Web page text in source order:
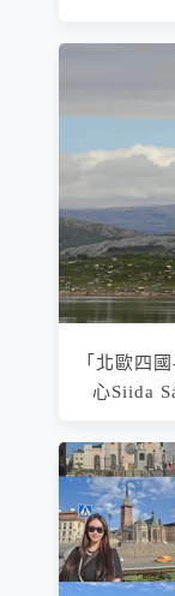
「北歐四
心Siida